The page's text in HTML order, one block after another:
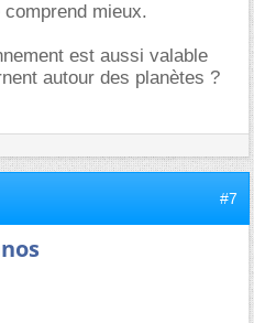
mieux.
est aussi valable
autour des planètes ?
#7